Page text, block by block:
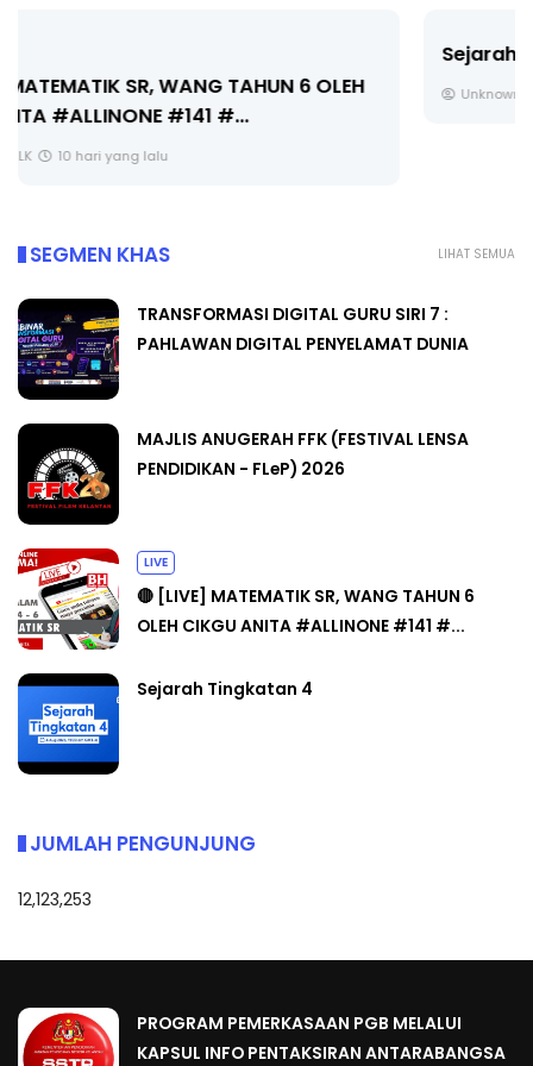
Unknown 10 hari yang lalu
LIHAT SEMUA
SEGMEN KHAS
TRANSFORMASI DIGITAL GURU SIRI 7 :
PAHLAWAN DIGITAL PENYELAMAT DUNIA
MAJLIS ANUGERAH FFK (FESTIVAL LENSA
PENDIDIKAN - FLeP) 2026
LIVE
🔴 [LIVE] MATEMATIK SR, WANG TAHUN 6
OLEH CIKGU ANITA #ALLINONE #141 #...
Sejarah Tingkatan 4
JUMLAH PENGUNJUNG
12,123,253
PROGRAM PEMERKASAAN PGB MELALUI
KAPSUL INFO PENTAKSIRAN ANTARABANGSA